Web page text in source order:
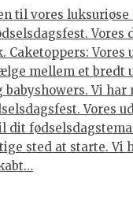
til vores
Caketoppers:
mellem et bredt
babyshowers. Vi
Vores
dit
sted at starte. Vi